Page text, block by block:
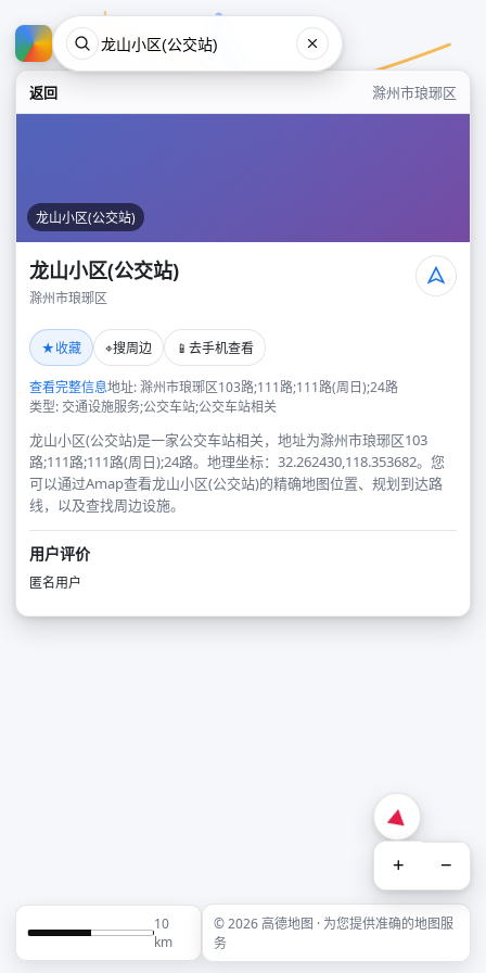
返回 滁州市琅琊区
龙山小区(公交站)
龙山小区(公交站)
滁州市琅琊区
★收藏 ⌖搜周边 📱 去手机查看
查看完整信息地址: 滁州市琅琊区103路;111路;111路(周日);24路
类型: 交通设施服务;公交车站;公交车站相关
龙山小区(公交站)是一家公交车站相关，地址为滁州市琅琊区103
路;111路;111路(周日);24路。地理坐标：32.262430,118.353682。您
可以通过Amap查看龙山小区(公交站)的精确地图位置、规划到达路
线，以及查找周边设施。
用户评价
匿名用户
+ −
10
km
© 2026 高德地图 · 为您提供准确的地图服
务